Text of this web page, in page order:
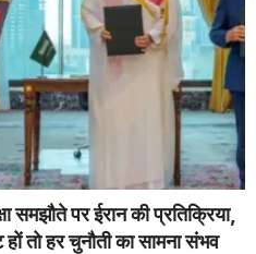
पर ईरान की प्रतिक्रिया,
तो हर चुनौती का सामना संभव